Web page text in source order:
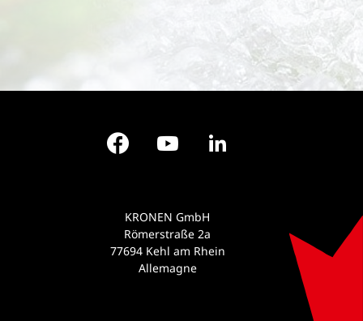
FacebookYouTube
KRONEN GmbH
Römerstraße 2a
77694 Kehl am Rhein
Allemagne